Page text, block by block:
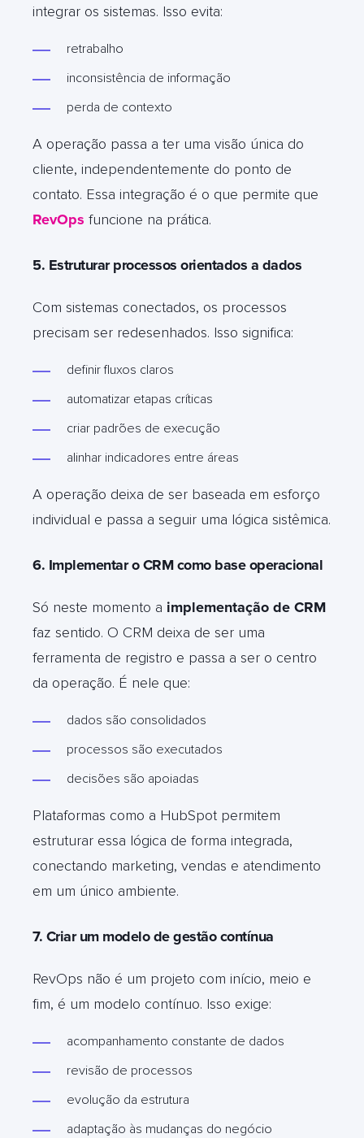
integrar os sistemas. Isso evita:
retrabalho
inconsistência de informação
perda de contexto
A operação passa a ter uma visão única do
cliente, independentemente do ponto de
contato. Essa integração é o que permite que
RevOps funcione na prática.
5. Estruturar processos orientados a dados
Com sistemas conectados, os processos
precisam ser redesenhados. Isso significa:
definir fluxos claros
automatizar etapas críticas
criar padrões de execução
alinhar indicadores entre áreas
A operação deixa de ser baseada em esforço
individual e passa a seguir uma lógica sistêmica.
6. Implementar o CRM como base operacional
Só neste momento a implementação de CRM
faz sentido. O CRM deixa de ser uma
ferramenta de registro e passa a ser o centro
da operação. É nele que:
dados são consolidados
processos são executados
decisões são apoiadas
Plataformas como a HubSpot permitem
estruturar essa lógica de forma integrada,
conectando marketing, vendas e atendimento
em um único ambiente.
7. Criar um modelo de gestão contínua
RevOps não é um projeto com início, meio e
fim, é um modelo contínuo. Isso exige:
acompanhamento constante de dados
revisão de processos
evolução da estrutura
adaptação às mudanças do negócio